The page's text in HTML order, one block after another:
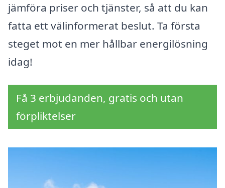
jämföra priser och tjänster, så att du kan
fatta ett välinformerat beslut. Ta första
steget mot en mer hållbar energilösning
idag!
Få 3 erbjudanden, gratis och utan
förpliktelser